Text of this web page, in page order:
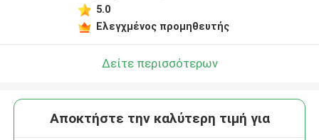
5.0
Ελεγχμένος προμηθευτής
Δείτε περισσότερων
Αποκτήστε την καλύτερη τιμή για